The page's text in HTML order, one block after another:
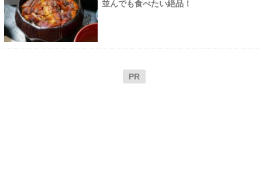
並んでも食べたい絶品！
PR